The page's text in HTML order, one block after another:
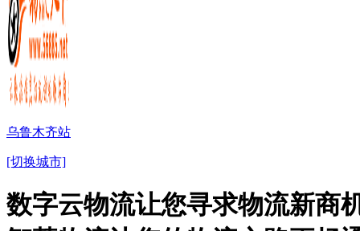
乌鲁木齐站
[切换城市]
数字云物流让您寻求物流新商